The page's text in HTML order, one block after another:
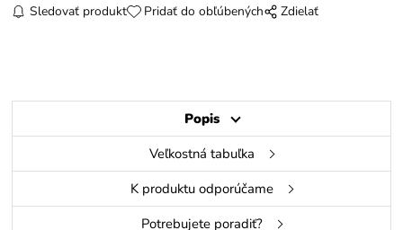
Sledovať produkt Pridať do obľúbených Zdielať
Popis
Veľkostná tabuľka
K produktu odporúčame
Potrebujete poradiť?